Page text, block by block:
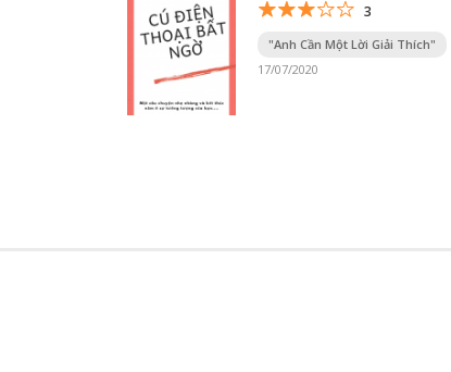
3
"Anh Cần Một Lời Giải Thích"
17/07/2020